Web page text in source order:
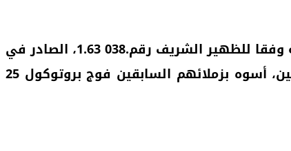
وشدّدت التنسيقية على تشبثها بالإدماج الشامل لجميع حاملي الشهادات والدبلومات في السلالم المناسبة وفقا للظهير الشريف رقم.038 1.63، الصادر في
في 5 شوال 1338هـ الموافق ل 1 مارس 1951 بشأن النظام الأساسي الخصوصي للمتصرفين بوزارة الداخلين، أسوه بزملائهم السابقين فوج بروتوكول 25